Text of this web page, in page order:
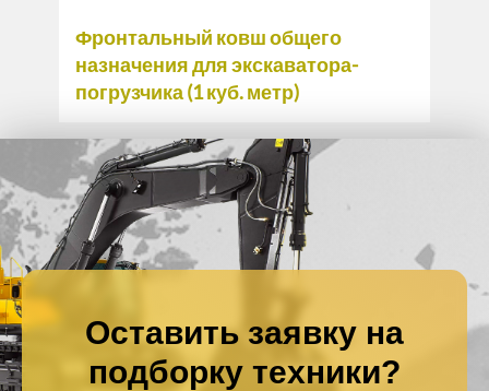
Фронтальный ковш общего
назначения для экскаватора-
погрузчика (1 куб. метр)
Оставить заявку на
подборку техники?